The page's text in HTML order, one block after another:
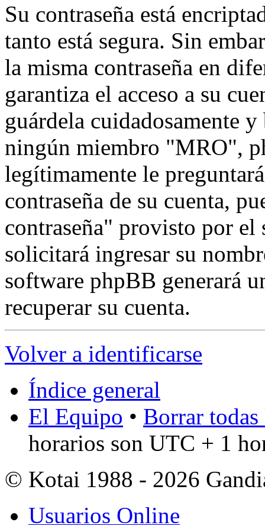
Su contraseña está
tanto está segura. Sin
la misma contraseña en
garantiza el acceso a su
guárdela cuidadosamente
ningún miembro "MRO",
legítimamente le
contraseña de su cuenta,
contraseña" provisto por
solicitará ingresar su
software phpBB generará
recuperar su cuenta.
Volver a identificarse
Índice general
El Equipo • Borrar
horarios son UTC + 1
© Kotai 1988 - 2026
Usuarios Online